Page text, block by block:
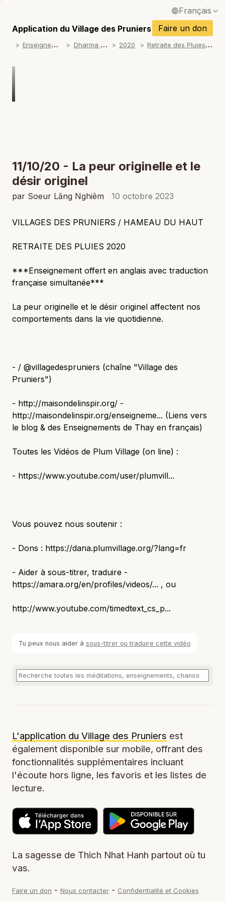
Français
English / Anglais
Español / Espagnol
Application du Village des Pruniers
Faire un don
E
nseignements D
harma talks 2020 R
etraite des Pluies 2020
11/10/20 - La peur originelle et le
désir originel
par Soeur Lăng Nghiêm 10 octobre 2023
VILLAGES DES PRUNIERS / HAMEAU DU HAUT
RETRAITE DES PLUIES 2020
***Enseignement offert en anglais avec traduction
française simultanée***
La peur originelle et le désir originel affectent nos
comportements dans la vie quotidienne.
- / @villagedespruniers (chaîne "Village des
Pruniers")
- http://maisondelinspir.org/ -
http://maisondelinspir.org/enseigneme... (Liens vers
le blog & des Enseignements de Thay en français)
Toutes les Vidéos de Plum Village (on line) :
- https://www.youtube.com/user/plumvill...
Vous pouvez nous soutenir :
- Dons : https://dana.plumvillage.org/?lang=fr
- Aider à sous-titrer, traduire -
https://amara.org/en/profiles/videos/... , ou
http://www.youtube.com/timedtext_cs_p...
Tu peux nous aider à sous-titrer ou traduire cette vidéo
L'application du Village des Pruniers est
également disponible sur mobile, offrant des
fonctionnalités supplémentaires incluant
l'écoute hors ligne, les favoris et les listes de
lecture.
La sagesse de Thich Nhat Hanh partout où tu
vas.
Faire un don - Nous contacter - Confidentialité et Cookies